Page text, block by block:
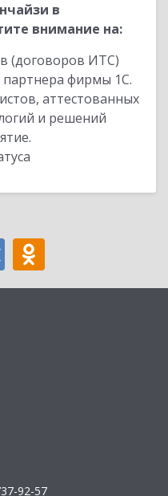
в
внимание на:
(договоров ИТС)
фирмы 1С.
аттестованных
и решений
92-57